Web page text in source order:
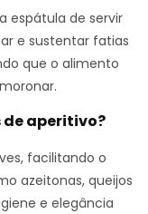
espátula de servir
e sustentar fatias
que o alimento
de aperitivo?
facilitando o
azeitonas, queijos
e elegância